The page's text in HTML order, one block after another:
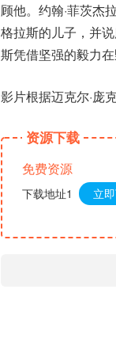
顾他。约翰·菲茨杰
格拉斯的儿子，并
斯凭借坚强的毅力
影片根据迈克尔·庞
资源下载
免费资源
下载地址1 立